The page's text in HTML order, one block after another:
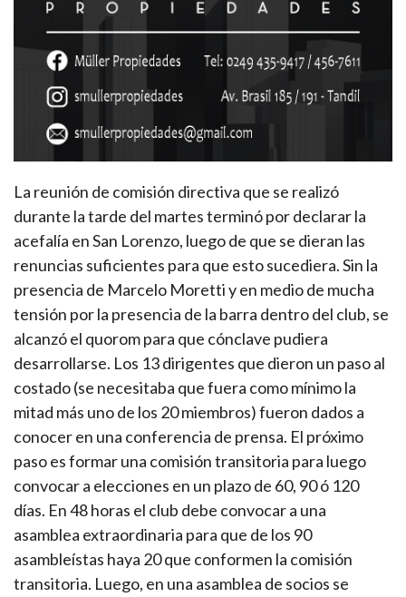
La reunión de comisión directiva que se realizó
durante la tarde del martes terminó por declarar la
acefalía en San Lorenzo, luego de que se dieran las
renuncias suficientes para que esto sucediera. Sin la
presencia de Marcelo Moretti y en medio de mucha
tensión por la presencia de la barra dentro del club, se
alcanzó el quorom para que cónclave pudiera
desarrollarse. Los 13 dirigentes que dieron un paso al
costado (se necesitaba que fuera como mínimo la
mitad más uno de los 20 miembros) fueron dados a
conocer en una conferencia de prensa. El próximo
paso es formar una comisión transitoria para luego
convocar a elecciones en un plazo de 60, 90 ó 120
días. En 48 horas el club debe convocar a una
asamblea extraordinaria para que de los 90
asambleístas haya 20 que conformen la comisión
transitoria. Luego, en una asamblea de socios se